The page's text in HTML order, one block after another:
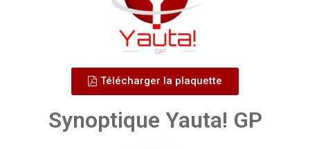
Télécharger la plaquette
Synoptique Yauta! GP